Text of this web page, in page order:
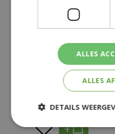
CADEAUKAART 50
EURO
€ 50,00
+
ALLES
ALLES
DETAILS